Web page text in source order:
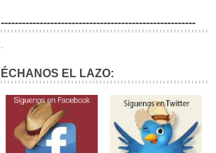
-------------------------------------------------------
ÉCHANOS EL LAZO: